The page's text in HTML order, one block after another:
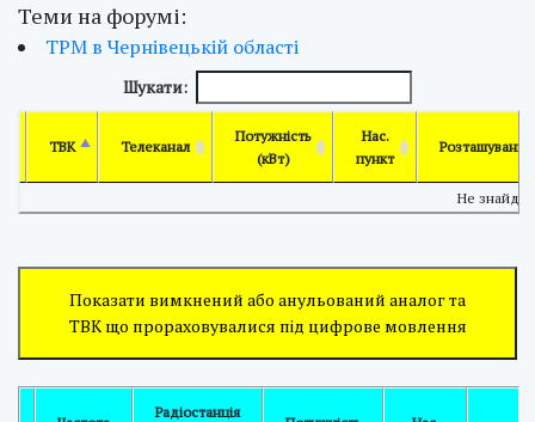
Теми на форумі:
ТРМ в Чернівецькій області
Шукати:
ТВК Телеканал
Потужність
(кВт)
Нас.
пункт
Розташування
Не
Показати вимкнений або анульований аналог та
ТВК що прораховувалися під цифрове мовлення
Радіостанція